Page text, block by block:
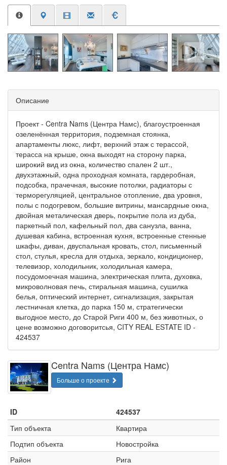
Описание
Проект - Centra Nams (Центра Намс), благоустроенная
озеленённая территория, подземная стоянка,
апартаменты люкс, лифт, верхний этаж с терассой,
терасса на крыше, окна выходят на сторону парка,
широкий вид из окна, количество спален 2 шт.,
двухэтажный, одна проходная комната, гардеробная,
подсобка, прачечная, высокие потолки, радиаторы с
терморегуляцией, центральное отопление, два уровня,
полы с подогревом, большие витрины, мансардные окна,
двойная металическая дверь, покрытие пола из дуба,
паркетный пол, кафельный пол, два санузла, ванна,
душевая кабина, встроенная кухня, встроенные стенные
шкафы, диван, двуспальная кровать, стол, письменный
стол, стулья, кресла для отдыха, зеркало, кондиционер,
телевизор, холодильник, холодильная камера,
посудомоечная машина, электрическая плита, духовка,
микроволновая печь, стиральная машина, сушилка
белья, oптический интернет, сигнализация, закрытая
лестничная клетка, до парка 150 м, стратегически
выгодное место, до Старой Риги 400 м, без животных, о
цене возможно договоритсья, CITY REAL ESTATE ID -
424537
Centra Nams (Центра Намс)
Больше о проекте
ID
424537
Тип объекта
Квартира
Подтип объекта
Новостройка
Район
Рига